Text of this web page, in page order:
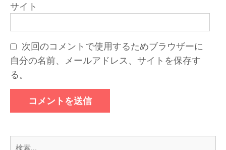
サイト
次回のコメントで使用するためブラウザーに
自分の名前、メールアドレス、サイトを保存す
る。